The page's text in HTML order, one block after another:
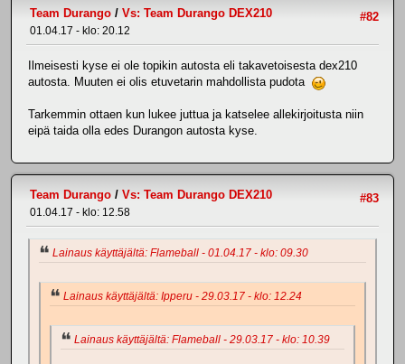
#82
Team Durango / Vs: Team Durango DEX210
01.04.17 - klo: 20.12
Ilmeisesti kyse ei ole topikin autosta eli takavetoisesta dex210
autosta. Muuten ei olis etuvetarin mahdollista pudota
Tarkemmin ottaen kun lukee juttua ja katselee allekirjoitusta niin
eipä taida olla edes Durangon autosta kyse.
#83
Team Durango / Vs: Team Durango DEX210
01.04.17 - klo: 12.58
Lainaus käyttäjältä: Flameball - 01.04.17 - klo: 09.30
Lainaus käyttäjältä: Ipperu - 29.03.17 - klo: 12.24
Lainaus käyttäjältä: Flameball - 29.03.17 - klo: 10.39